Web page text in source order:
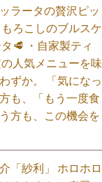
ラータの贅沢ピッ
ろこしのブルスケ
🥩 ・自家製ティ
人気メニューを味
ずか。 「気になっ
も、「もう一度食
方も、この機会を
「紗利」 ホロホロ